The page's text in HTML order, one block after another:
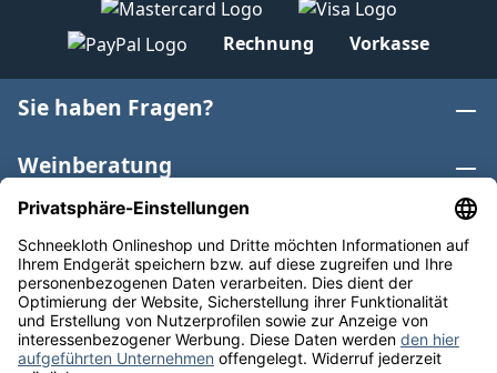
Rechnung Vorkasse
Sie haben Fragen?
Weinberatung
Informationen
Weinkategorien
Internationaler Wein